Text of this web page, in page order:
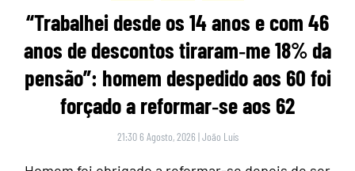
“Trabalhei desde os 14 anos e com 46
anos de descontos tiraram‑me 18% da
pensão”: homem despedido aos 60 foi
forçado a reformar‑se aos 62
21:30 6 Agosto, 2026 |João Luís